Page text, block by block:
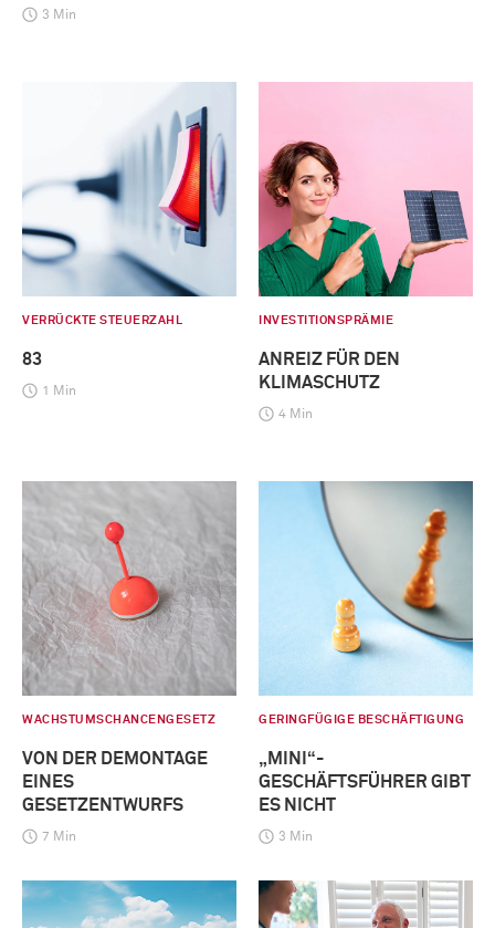
3 Min
VERRÜCKTE STEUERZAHL
83
1 Min
INVESTITIONSPRÄMIE
ANREIZ FÜR DEN
KLIMASCHUTZ
4 Min
WACHSTUMSCHANCENGESETZ
VON DER DEMONTAGE
EINES
GESETZENTWURFS
7 Min
GERINGFÜGIGE BESCHÄFTIGUNG
„MINI“-
GESCHÄFTSFÜHRER GIBT
ES NICHT
3 Min